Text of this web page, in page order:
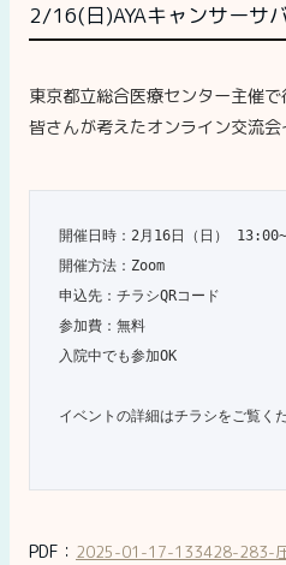
2/16(日)AYAキャンサーサ
東京都立総合医療センター主催
皆さんが考えたオンライン交流会
開催日時：2月16日（日）
開催方法：Zoom
申込先：チラシQRコード
参加費：無料
入院中でも参加OK
イベントの詳細はチラシをご覧くだ
PDF： 2025-01-17-133428-283-圧